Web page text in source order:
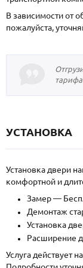
В зависимости от
пожалуйста,
УСТАНОВКА
Установка двери
комфортной и
Замер —
Демонтаж
Установка
Расширение
Услуга действует